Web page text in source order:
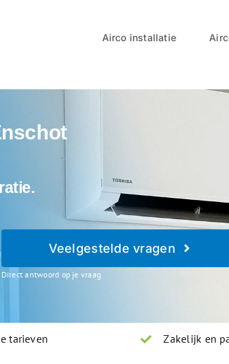
Airco installatie
Veelgestelde vragen
Direct antwoord op je vraag
tarieven Zakelijk en